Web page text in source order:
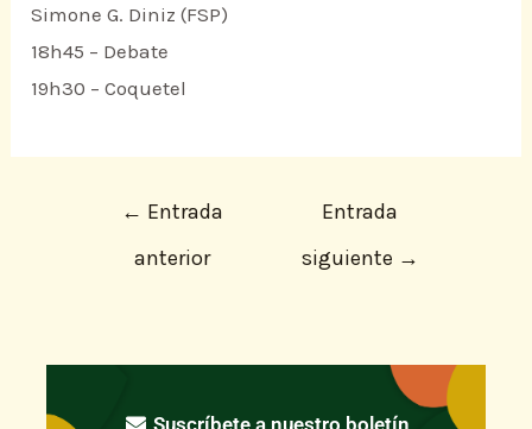
Simone G. Diniz (FSP)
18h45 – Debate
19h30 – Coquetel
← Entrada
anterior
Entrada
siguiente →
Suscríbete a nuestro boletín